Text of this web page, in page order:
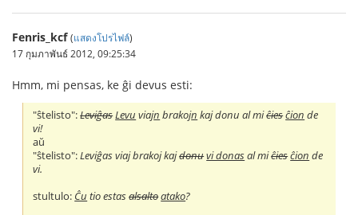
Fenris_kcf (แสดงโปรไฟล์)
17 กุมภาพันธ์ 2012, 09:25:34
Hmm, mi pensas, ke ĝi devus esti:
"ŝtelisto":LeviĝasLevu viajn brakojn kaj donu al miĉiesĉion de
vi!
aŭ
"ŝtelisto":Leviĝas viaj brakoj kajdonuvi donasal miĉiesĉion de
vi.
stultulo: Ĉu tio estasalsaltoatako?